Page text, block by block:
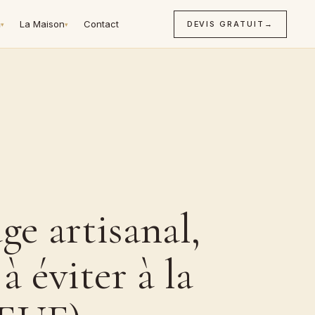
▾ La Maison▾ Contact DEVIS GRATUIT →
artisanal,
éviter à la